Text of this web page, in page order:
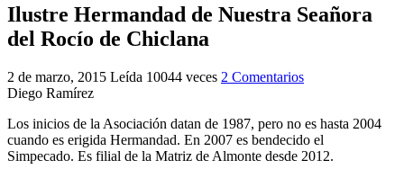
Ilustre Hermandad de Nuestra Seañora
del Rocío de Chiclana
2 de marzo, 2015 Leída 10044 veces 2 Comentarios
Diego Ramírez
Los inicios de la Asociación datan de 1987, pero no es hasta 2004
cuando es erigida Hermandad. En 2007 es bendecido el
Simpecado. Es filial de la Matriz de Almonte desde 2012.
Quiero hacer el camino,¿que tengo que hacer?
En el Rocío, ¿dónde me alojo?